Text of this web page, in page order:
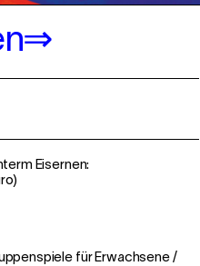
Eisernen:
für Erwachsene /